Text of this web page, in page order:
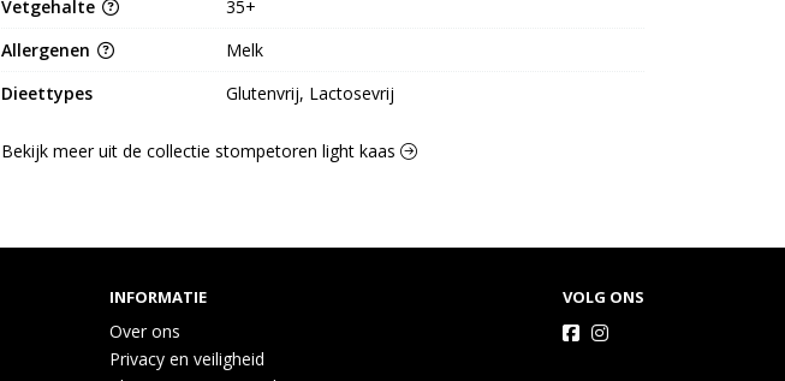
Vetgehalte
35+
Allergenen
Melk
Dieettypes
Glutenvrij, Lactosevrij
Bekijk meer uit de collectie stompetoren light kaas
INFORMATIE
Over ons
Privacy en veiligheid
VOLG ONS